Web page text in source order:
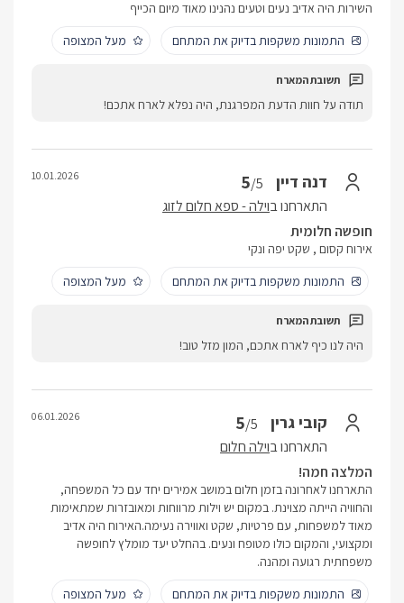
השירות היה אדיב נעים וטעים נהנינו מאוד מיום הכייף
התמונות משקפות בדיוק את המתחם
מעל המצופה
תודה על חוות הדעת המפרגנת, היה נפלא לארח אתכם!
דנה דיין 5/5
התארחנו בוילה - ספא חלום לזוג
10.01.2026
חופשה חלומית
אירוח קסום , שקט יפה ונקי
התמונות משקפות בדיוק את המתחם
מעל המצופה
היה לנו כיף לארח אתכם, המון מזל טוב!
קובי גרין 5/5
התארחנו בוילה חלום
06.01.2026
המלצה חמה!
התארחנו לאחרונה בזמן חלום במושב אמירים יחד עם כל המשפחה,
והחוויה הייתה מצוינת. במקום יש וילות מרווחות ומאובזרות שמתאימות
מאוד למשפחות, עם פרטיות, שקט ואווירה נעימה.האירוח היה אדיב
ומקצועי, והמקום כולו מטופח ונעים. בהחלט יעד מומלץ לחופשה
משפחתית רגועה ומהנה.
התמונות משקפות בדיוק את המתחם
מעל המצופה